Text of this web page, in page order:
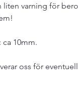
liten varning för
ca 10mm.
oss för